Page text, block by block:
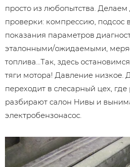
просто из любопытства.
проверки: компрессию, подсос
показания параметров
эталонными/ожидаемыми,
топлива...Так, здесь
тяги мотора! Давление
переходит в слесарный цех, где
разбирают салон Нивы и
электробензонасос.